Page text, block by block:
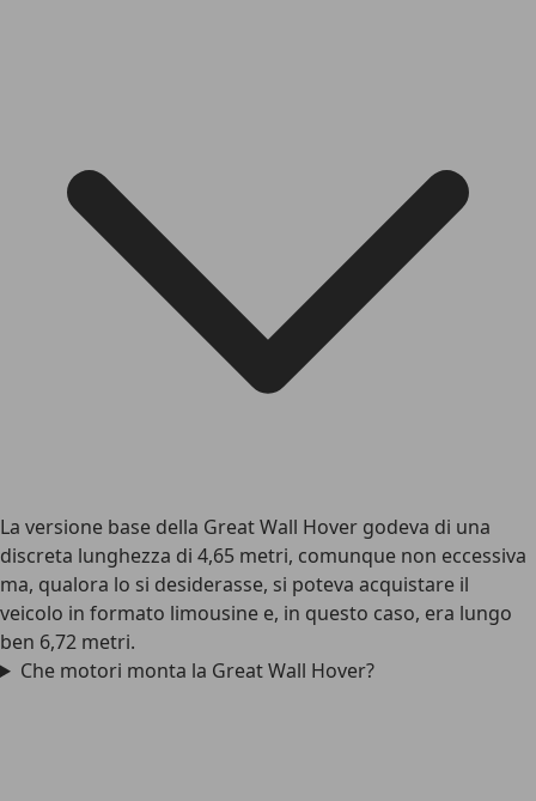
La versione base della Great Wall Hover godeva di una
discreta lunghezza di 4,65 metri, comunque non eccessiva
ma, qualora lo si desiderasse, si poteva acquistare il
veicolo in formato limousine e, in questo caso, era lungo
ben 6,72 metri.
Che motori monta la Great Wall Hover?